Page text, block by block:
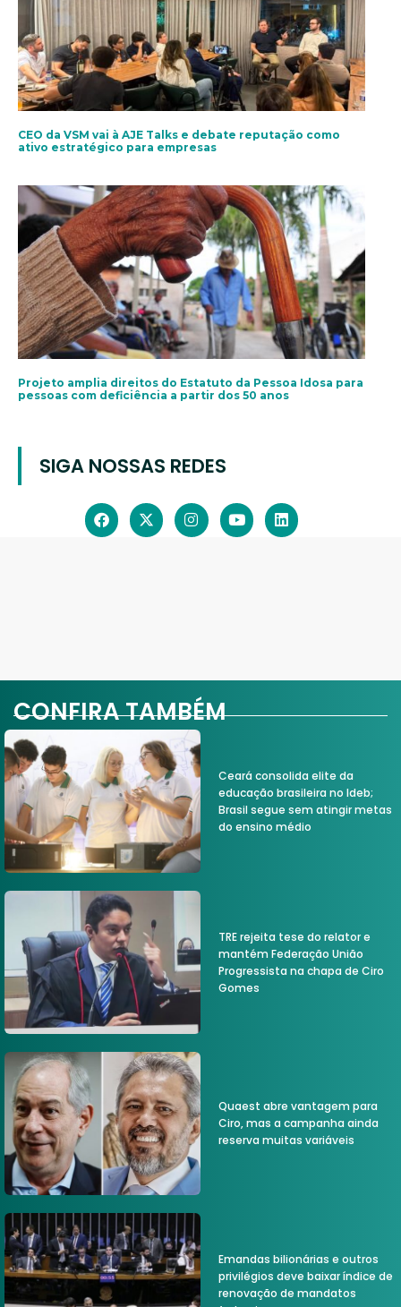
CEO da VSM vai à AJE Talks e debate reputação como
ativo estratégico para empresas
Projeto amplia direitos do Estatuto da Pessoa Idosa para
pessoas com deficiência a partir dos 50 anos
SIGA NOSSAS REDES
CONFIRA TAMBÉM
Ceará consolida elite da
educação brasileira no Ideb;
Brasil segue sem atingir metas
do ensino médio
TRE rejeita tese do relator e
mantém Federação União
Progressista na chapa de Ciro
Gomes
Quaest abre vantagem para
Ciro, mas a campanha ainda
reserva muitas variáveis
Emandas bilionárias e outros
privilégios deve baixar índice de
renovação de mandatos